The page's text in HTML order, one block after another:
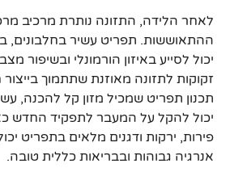
לאחר הלידה, התזונה נותרת מרכיב
ההתאוששות. תפריט עשיר בחלבונים,
יכול לסייע באיזון הורמונלי ובשיפור
זקוקות לתזונה מאוזנת שתתמוך בייצור
תכנון תפריט שמכיל מזון קל להכנה,
יכול להקל על המעבר לתפקיד החדש
פירות, ירקות ודגנים מלאים בתפריט
אנרגיה גבוהות ובבריאות כללית טובה.